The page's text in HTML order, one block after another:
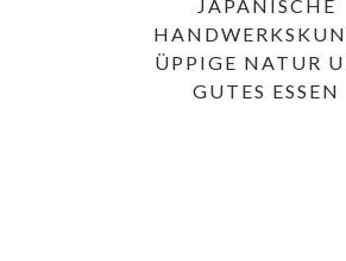
JAPANISCHE
ÜPPIGE NATUR
GUTES ESSEN